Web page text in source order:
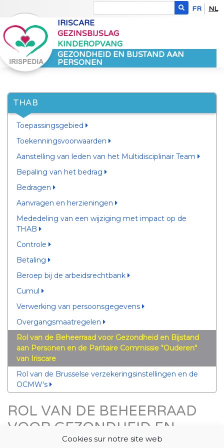
Cookies sur notre site web
FR NL
IRISCARE
GEZINSBIJSLAG
KINDEROPVANG
GEZONDHEID EN BIJSTAND AAN
PERSONEN
THAB
Toepassingsgebied
Toekenningsvoorwaarden
Aanstelling van leden van het Multidisciplinair Team
Bepaling van het bedrag
Bedragen
Aanvragen en herzieningen
Mededeling van een wijziging met impact op de
THAB
Controle
Betaling
Beroep bij de arbeidsrechtbank
Cumul
Verwerking van persoonsgegevens
Overgangsmaatregelen
Rol van de Beheerraad voor Gezondheid en Bijstand
aan Personen en de Paritaire Commissie "Ouderen"
van Iriscare
Rol van de Brusselse verzekeringsinstellingen en de
OCMW's
ROL VAN DE BEHEERRAAD
VOOR GEZONDHEID EN
BIJSTAND AAN PERSONEN